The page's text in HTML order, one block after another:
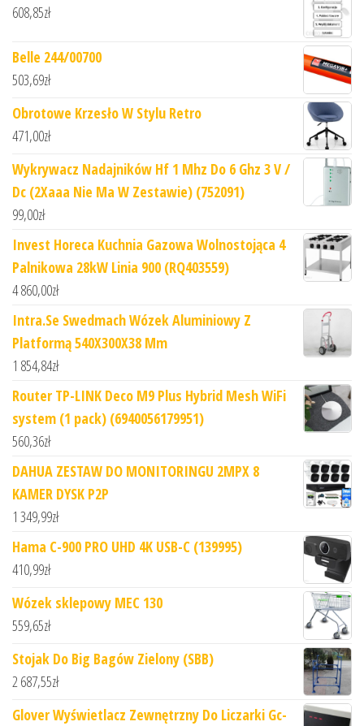
608,85zł
Belle 244/00700
503,69zł
Obrotowe Krzesło W Stylu Retro
471,00zł
Wykrywacz Nadajników Hf 1 Mhz Do 6 Ghz 3 V /
Dc (2Xaaa Nie Ma W Zestawie) (752091)
99,00zł
Invest Horeca Kuchnia Gazowa Wolnostojąca 4
Palnikowa 28kW Linia 900 (RQ403559)
4 860,00zł
Intra.Se Swedmach Wózek Aluminiowy Z
Platformą 540X300X38 Mm
1 854,84zł
Router TP-LINK Deco M9 Plus Hybrid Mesh WiFi
system (1 pack) (6940056179951)
560,36zł
DAHUA ZESTAW DO MONITORINGU 2MPX 8
KAMER DYSK P2P
1 349,99zł
Hama C-900 PRO UHD 4K USB-C (139995)
410,99zł
Wózek sklepowy MEC 130
559,65zł
Stojak Do Big Bagów Zielony (SBB)
2 687,55zł
Glover Wyświetlacz Zewnętrzny Do Liczarki Gc-